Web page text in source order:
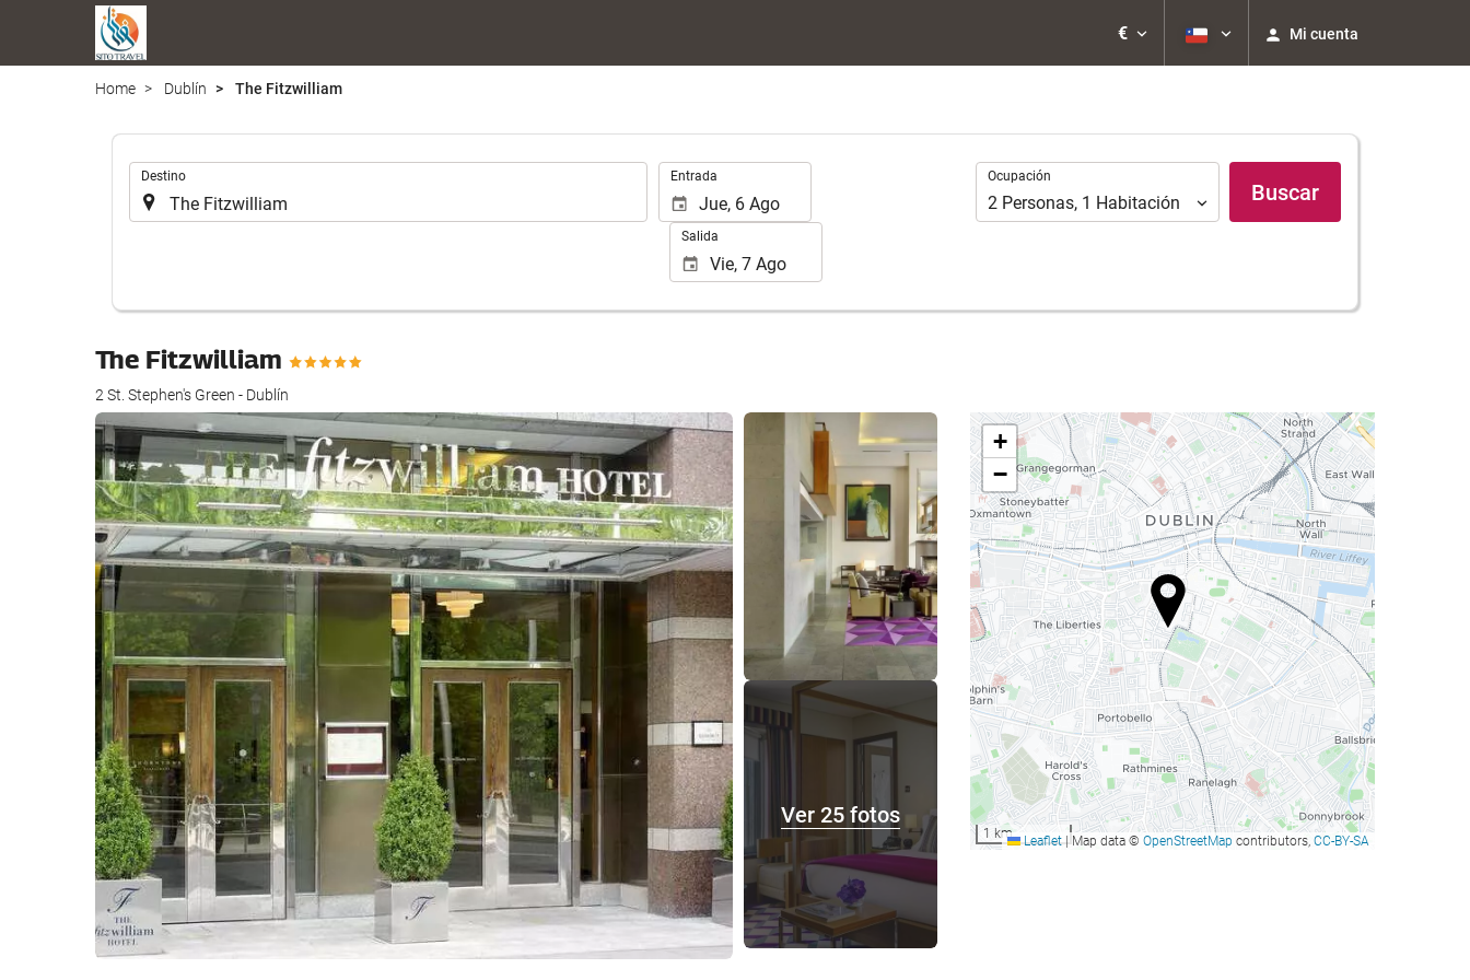
€ Mi cuenta
Home Dublín The Fitzwilliam
Destino Entrada
Salida
Ocupación
Ocupación
2 Personas, 1 Habitación Buscar
The Fitzwilliam
2 St. Stephen's Green - Dublín
Ver 25 fotos
Ver 25 fotos
+
−
1 km Leaflet |Map data © OpenStreetMap contributors, CC-BY-SA